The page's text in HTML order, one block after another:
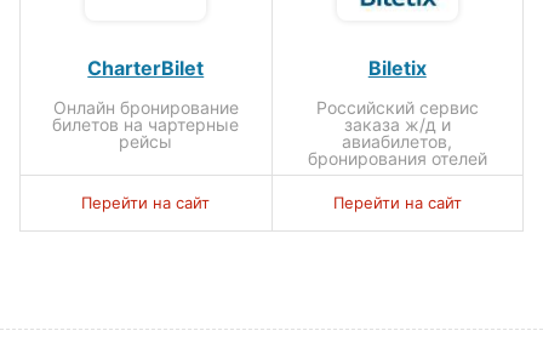
CharterBilet
Онлайн бронирование
билетов на чартерные
рейсы
Перейти на сайт
Biletix
Российский сервис
заказа ж/д и
авиабилетов,
бронирования отелей
Перейти на сайт